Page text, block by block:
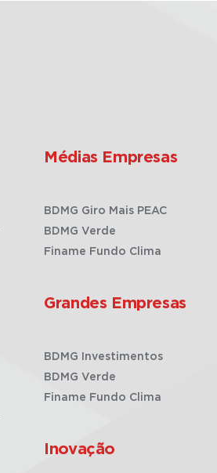
Médias Empresas
BDMG Giro Mais PEAC
BDMG Verde
Finame Fundo Clima
Grandes Empresas
BDMG Investimentos
BDMG Verde
Finame Fundo Clima
Inovação